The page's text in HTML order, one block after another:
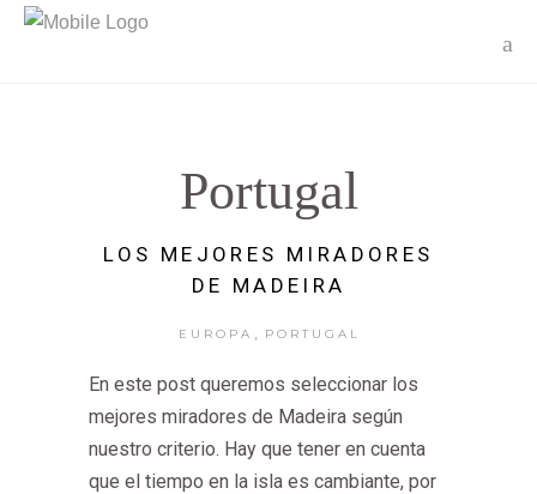
Portugal
LOS MEJORES MIRADORES
DE MADEIRA
EUROPA PORTUGAL
En este post queremos seleccionar los
mejores miradores de Madeira según
nuestro criterio. Hay que tener en cuenta
que el tiempo en la isla es cambiante, por